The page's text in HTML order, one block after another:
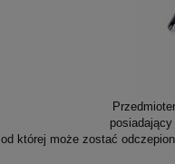
od której może zostać